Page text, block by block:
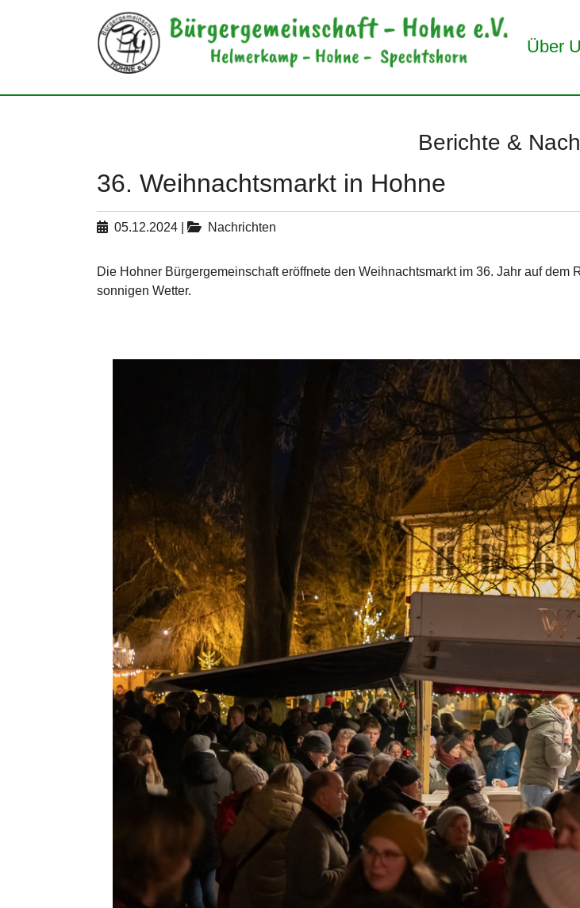
Skip to main navigation
Zum Hauptinhalt springen
Über
Berichte &
36. Weihnachtsmarkt in Hohne
05.12.2024 Nachrichten
Die Hohner Bürgergemeinschaft eröffnete den Weihnachtsmarkt im 36. Jahr auf
sonnigen Wetter.